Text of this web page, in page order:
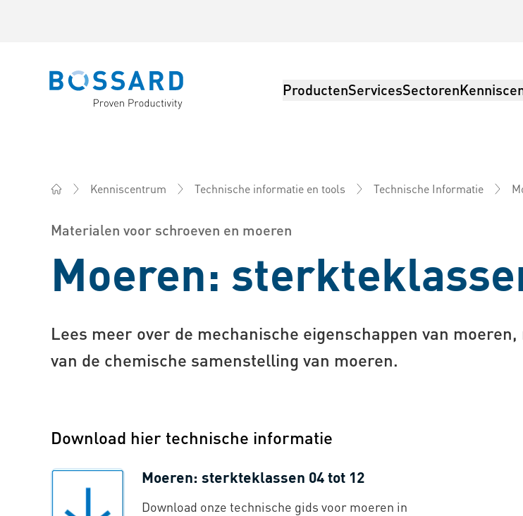
Bossard homepage ProductenServicesSectoren
Kenniscentrum Technische informatie en tools Technische Informatie
Materialen voor schroeven en moeren
Moeren:
Lees meer over de mechanische eigenschappen van
van de chemische samenstelling van moeren.
Download hier technische informatie
Moeren: sterkteklassen 04 tot 12
Download onze technische gids voor moeren in